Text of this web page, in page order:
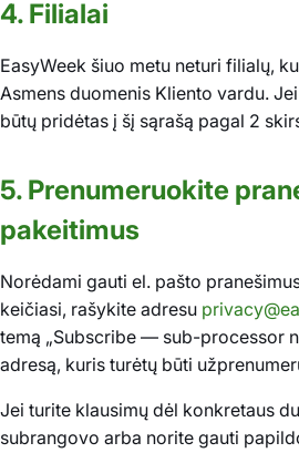
4. Filialai
EasyWeek šiuo metu neturi filialų,
Asmens duomenis Kliento vardu.
būtų pridėtas į šį sąrašą pagal 2
5. Prenumeruokite
pakeitimus
Norėdami gauti el. pašto
keičiasi, rašykite adresu
temą „Subscribe — sub-processor
adresą, kuris turėtų būti
Jei turite klausimų dėl konkretaus
subrangovo arba norite gauti